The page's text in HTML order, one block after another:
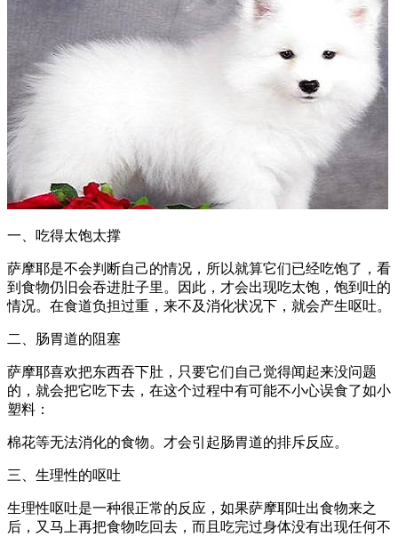
一、吃得太饱太撑
萨摩耶是不会判断自己的情况，所以就算它们已经吃饱了，看
到食物仍旧会吞进肚子里。因此，才会出现吃太饱，饱到吐的
情况。在食道负担过重，来不及消化状况下，就会产生呕吐。
二、肠胃道的阻塞
萨摩耶喜欢把东西吞下肚，只要它们自己觉得闻起来没问题
的，就会把它吃下去，在这个过程中有可能不小心误食了如小
塑料：
棉花等无法消化的食物。才会引起肠胃道的排斥反应。
三、生理性的呕吐
生理性呕吐是一种很正常的反应，如果萨摩耶吐出食物来之
后，又马上再把食物吃回去，而且吃完过身体没有出现任何不